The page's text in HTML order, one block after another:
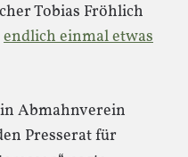
Tobias Fröhlich
endlich einmal etwas
Abmahnverein
Presserat für